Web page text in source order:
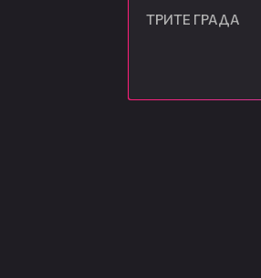
ТРИТЕ ГРАДА